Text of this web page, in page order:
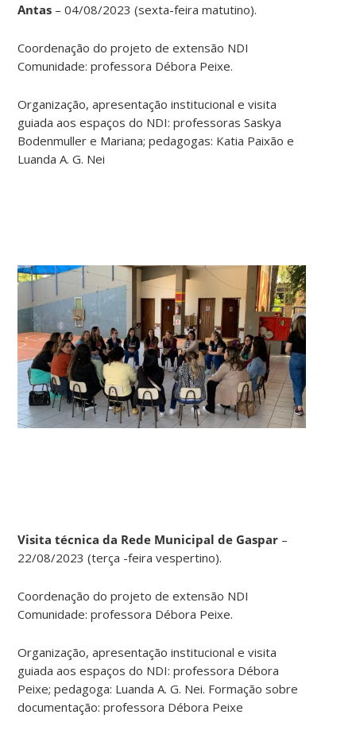
Antas – 04/08/2023 (sexta-feira matutino).
Coordenação do projeto de extensão NDI
Comunidade: professora Débora Peixe.
Organização, apresentação institucional e visita
guiada aos espaços do NDI: professoras Saskya
Bodenmuller e Mariana; pedagogas: Katia Paixão e
Luanda A. G. Nei
Visita técnica da Rede Municipal de Gaspar –
22/08/2023 (terça -feira vespertino).
Coordenação do projeto de extensão NDI
Comunidade: professora Débora Peixe.
Organização, apresentação institucional e visita
guiada aos espaços do NDI: professora Débora
Peixe; pedagoga: Luanda A. G. Nei. Formação sobre
documentação: professora Débora Peixe